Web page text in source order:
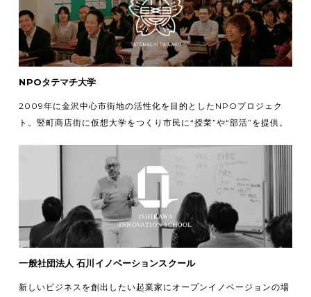
NPOタテマチ大学
2009年に金沢中心市街地の活性化を目的としたNPOプロジェク
ト。竪町商店街に仮想大学をつくり市民に“授業”や“部活”を提供。
一般社団法人 石川イノベーションスクール
新しいビジネスを創出したい起業家にオープンイノベージョンの場